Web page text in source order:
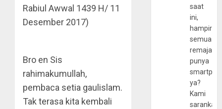
Rabiul Awwal 1439 H/ 11
Desember 2017)
Bro en Sis
rahimakumullah,
pembaca setia gaulislam.
Tak terasa kita kembali
saat
ini,
hampir
semua
remaja
punya
ya?
Kami
sarankan,